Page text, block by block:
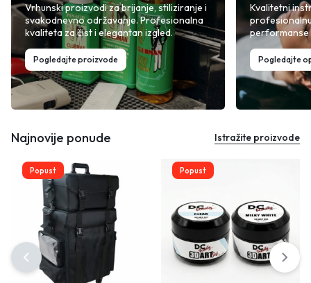
Vrhunski proizvodi za brijanje, stiliziranje i
svakodnevno održavanje. Profesionalna
kvaliteta za čist i elegantan izgled.
Pogledajte proizvode
Kvalitetni
performanse
Pogledajte
Najnovije ponude Istražite proizvode
Popust Popust